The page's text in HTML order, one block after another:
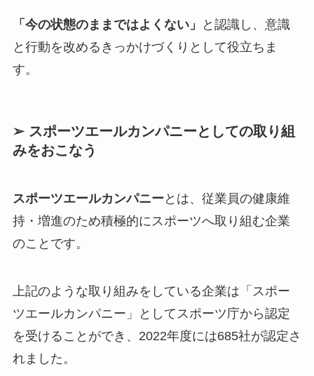
「今の状態のままではよくない」
と認識し、意識
と行動を改めるきっかけづくりとして役立ちま
す。
➢ スポーツエールカンパニーとしての取り組
みをおこなう
スポーツエールカンパニー とは、従業員の健康維
持・増進のため積極的にスポーツへ取り組む企業
のことです。
上記のような取り組みをしている企業は「スポー
ツエールカンパニー」としてスポーツ庁から認定
を受けることができ、2022年度には685社が認定さ
れました。